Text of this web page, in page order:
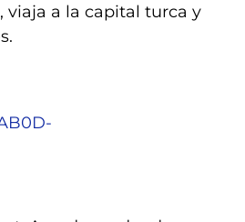
viaja a la capital turca y